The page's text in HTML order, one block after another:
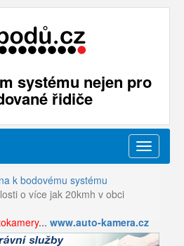
systému nejen pro
řidiče
Menu
k bodovému systému
o více jak 20kmh v obci
... www.auto-kamera.cz